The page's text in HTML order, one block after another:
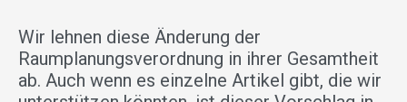
Wir lehnen diese Änderung der
Raumplanungsverordnung in ihrer Gesamtheit
ab. Auch wenn es einzelne Artikel gibt, die wir